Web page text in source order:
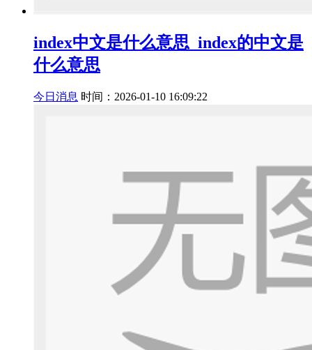
index中文是什么意思_index的中文是
什么意思
今日消息 时间：2026-01-10 16:09:22